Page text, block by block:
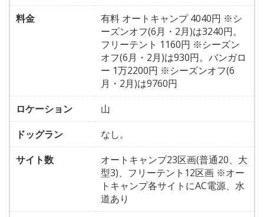
料金
有料 オートキャンプ 4040円 ※シ
ーズンオフ(6月・2月)は3240円。
フリーテント 1160円 ※シーズン
オフ(6月・2月)は930円。バンガロ
ー 1万2200円 ※シーズンオフ(6
月・2月)は9760円
ロケーション
山
ドッグラン
なし。
サイト数
オートキャンプ23区画(普通20、大
型3)、フリーテント12区画 ※オー
トキャンプ各サイトにAC電源、水
道あり